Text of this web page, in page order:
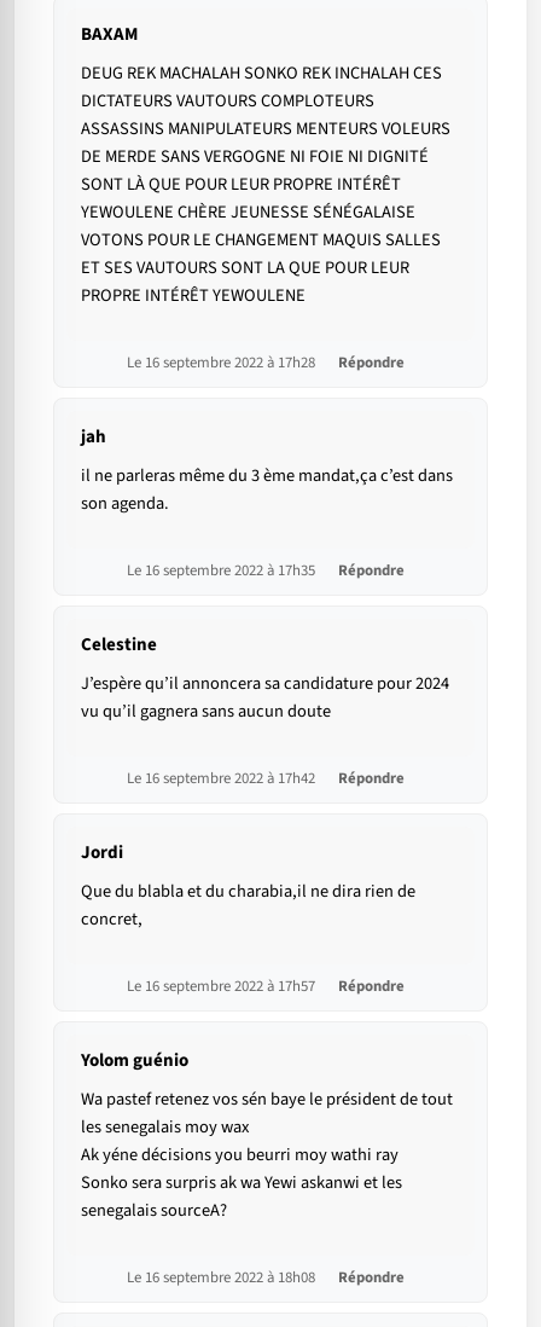
BAXAM
DEUG REK MACHALAH SONKO REK INCHALAH CES
DICTATEURS VAUTOURS COMPLOTEURS
ASSASSINS MANIPULATEURS MENTEURS VOLEURS
DE MERDE SANS VERGOGNE NI FOIE NI DIGNITÉ
SONT LÀ QUE POUR LEUR PROPRE INTÉRÊT
YEWOULENE CHÈRE JEUNESSE SÉNÉGALAISE
VOTONS POUR LE CHANGEMENT MAQUIS SALLES
ET SES VAUTOURS SONT LA QUE POUR LEUR
PROPRE INTÉRÊT YEWOULENE
Le 16 septembre 2022 à 17h28 Répondre
jah
il ne parleras même du 3 ème mandat,ça c’est dans
son agenda.
Le 16 septembre 2022 à 17h35 Répondre
Celestine
J’espère qu’il annoncera sa candidature pour 2024
vu qu’il gagnera sans aucun doute
Le 16 septembre 2022 à 17h42 Répondre
Jordi
Que du blabla et du charabia,il ne dira rien de
concret,
Le 16 septembre 2022 à 17h57 Répondre
Yolom guénio
Wa pastef retenez vos sén baye le président de tout
les senegalais moy wax
Ak yéne décisions you beurri moy wathi ray
Sonko sera surpris ak wa Yewi askanwi et les
senegalais sourceA?
Le 16 septembre 2022 à 18h08 Répondre